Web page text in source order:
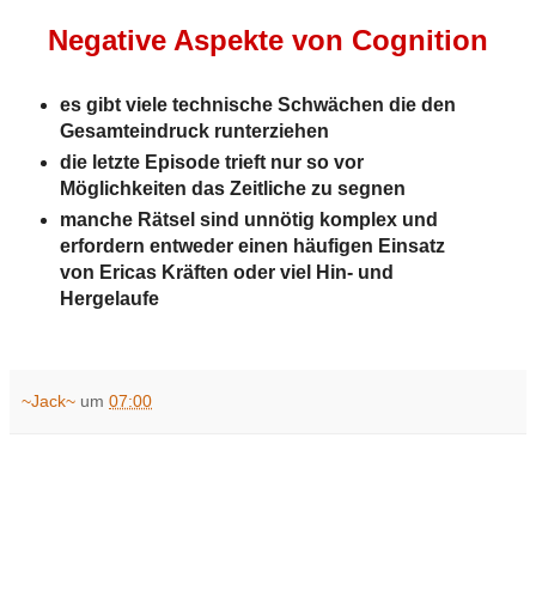
Negative Aspekte von Cognition
es gibt viele technische Schwächen die den
Gesamteindruck runterziehen
die letzte Episode trieft nur so vor
Möglichkeiten das Zeitliche zu segnen
manche Rätsel sind unnötig komplex und
erfordern entweder einen häufigen Einsatz
von Ericas Kräften oder viel Hin- und
Hergelaufe
~Jack~ um 07:00